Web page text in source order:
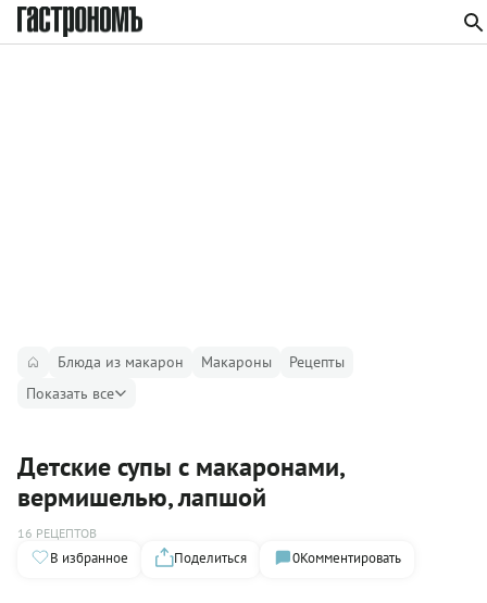
Блюда из макарон Макароны
Рецепты
Показать все
Детские супы с макаронами,
вермишелью, лапшой
16 РЕЦЕПТОВ
В избранное Поделиться 0Комментировать